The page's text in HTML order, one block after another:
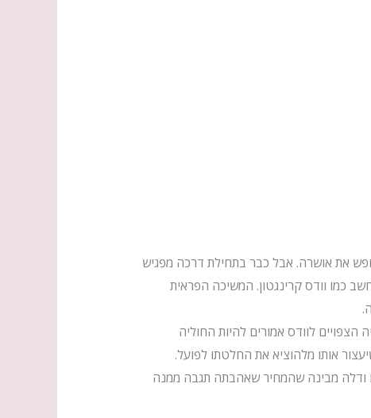
את אושרה. אבל כבר בתחילת דרכה מפגיש
כמו וודס קרינגטון. המשיכה הפראית
לוודס אמורים להיות החוליה
אותו מלהוציא את החלטתו לפועל.
ודלה מבינה שהמחיר שאהבתה תגבה ממנה